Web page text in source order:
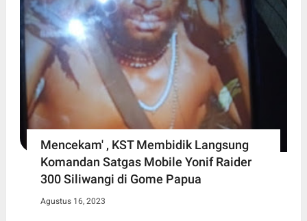
Mencekam' , KST Membidik Langsung
Komandan Satgas Mobile Yonif Raider
300 Siliwangi di Gome Papua
Agustus 16, 2023